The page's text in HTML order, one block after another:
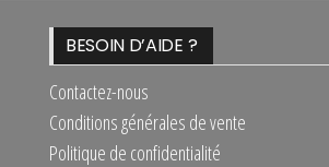
BESOIN D’AIDE ?
Contactez-nous
Conditions générales de vente
Politique de confidentialité